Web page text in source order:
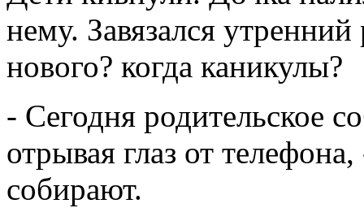
нему. Завязался
нового? когда каникулы?
- Сегодня родительское
отрывая глаз от
собирают.